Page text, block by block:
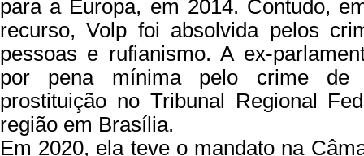
para a Europa, em 2014. Contudo,
recurso, Volp foi absolvida pelos
pessoas e rufianismo. A ex-
por pena mínima pelo crime de
prostituição no Tribunal Regional
região em Brasília.
Em 2020, ela teve o mandato na